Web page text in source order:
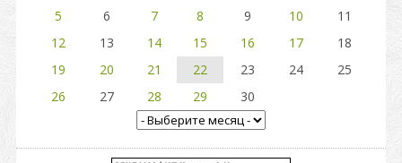
5
6 7 8 9 10
11
12
13 14 15 16 17
18
19
20 21 22 23 24
25
26
27 28 29 30